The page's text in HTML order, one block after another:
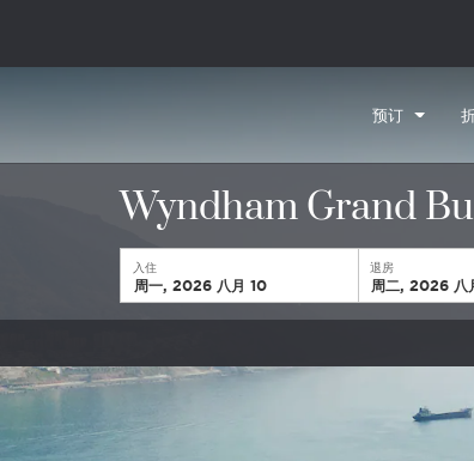
预订
Wyndham Grand
入住
周一, 2026 八月 10
退房
周二, 2026 八